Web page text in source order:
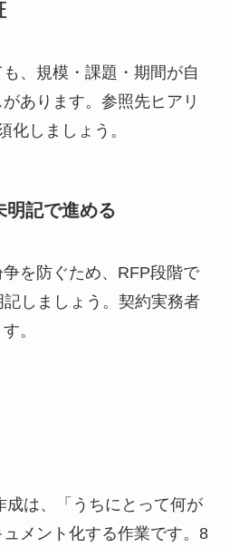
、規模・課題・期間が自
あります。参照先ヒアリ
化しましょう。
明記で進める
を防ぐため、RFP段階で
しましょう。契約実務者
。
成は、「うちにとって何が
メント化する作業です。8